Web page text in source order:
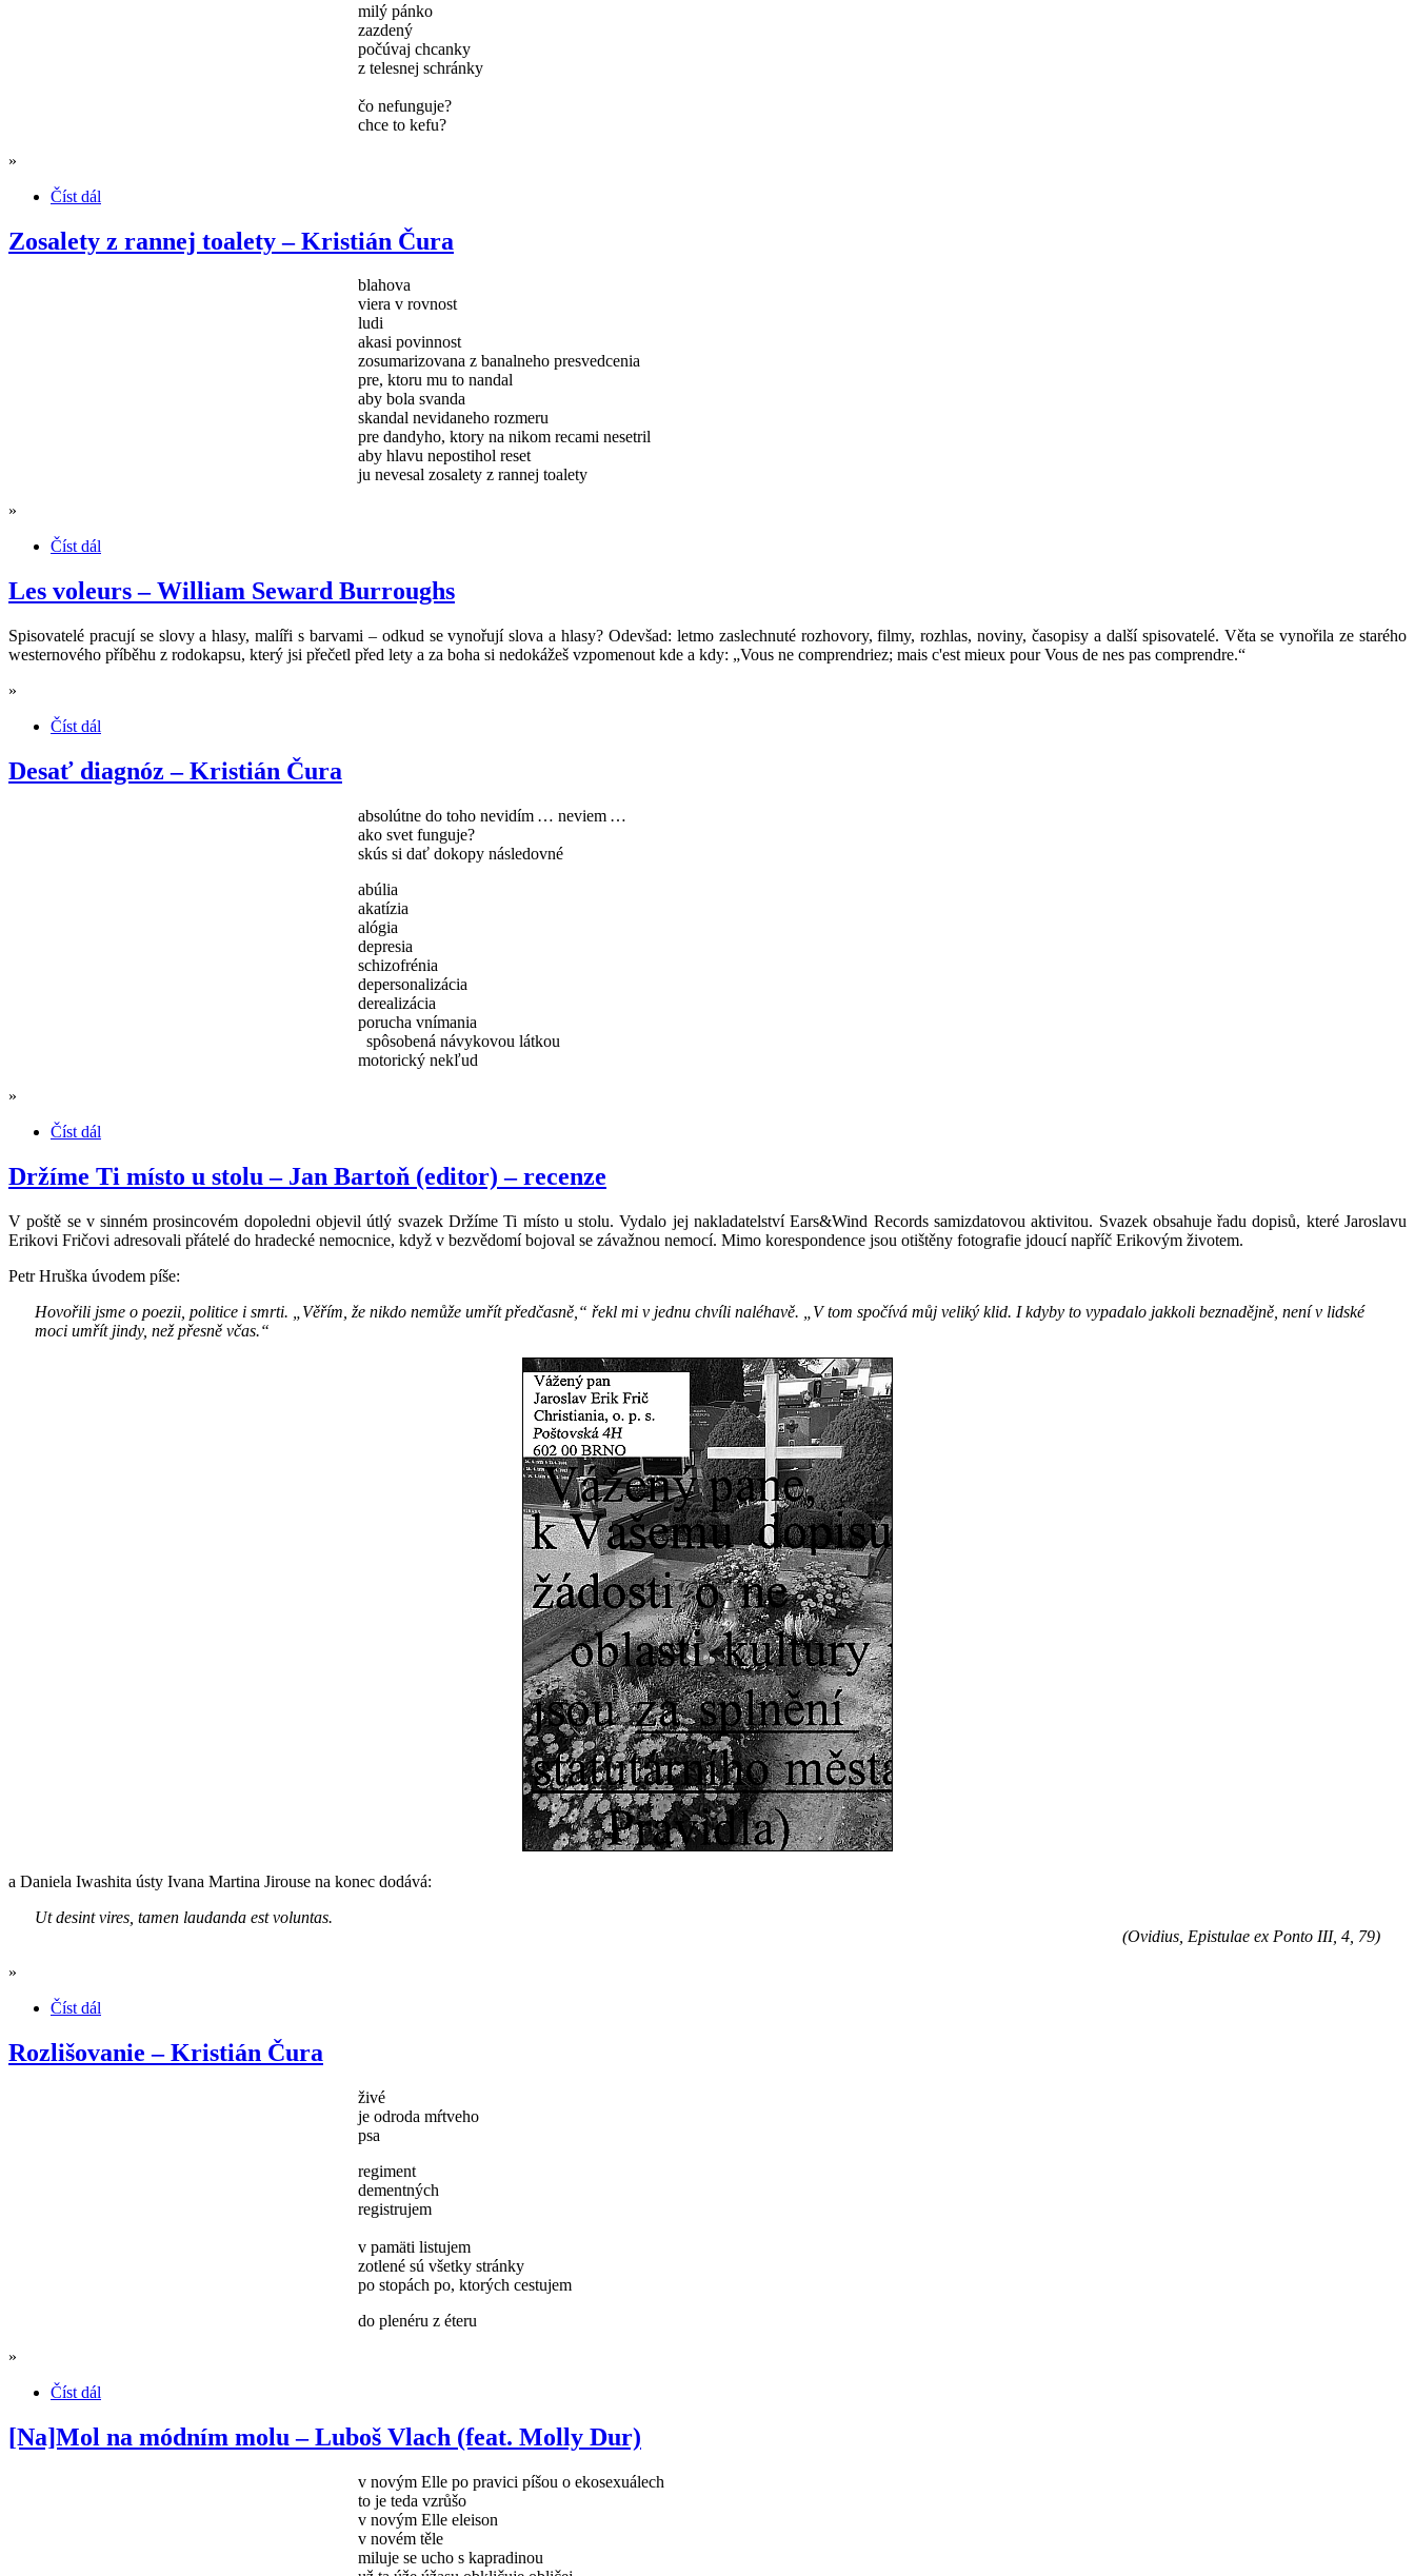
milý pánko
zazdený
počúvaj chcanky
z telesnej schránky
čo nefunguje?
chce to kefu?
»
Číst dál
Zosalety z rannej toalety – Kristián Čura
blahova
viera v rovnost
ludi
akasi povinnost
zosumarizovana z banalneho presvedcenia
pre, ktoru mu to nandal
aby bola svanda
skandal nevidaneho rozmeru
pre dandyho, ktory na nikom recami nesetril
aby hlavu nepostihol reset
ju nevesal zosalety z rannej toalety
»
Číst dál
Les voleurs – William Seward Burroughs
Spisovatelé pracují se slovy a hlasy, malíři s barvami – odkud se vynořují slova a hlasy? Odevšad: letmo zaslechnuté rozhovory, filmy, rozhlas, noviny, časopisy a další spisovatelé. Věta se vynořila ze starého
westernového příběhu z rodokapsu, který jsi přečetl před lety a za boha si nedokážeš vzpomenout kde a kdy: „Vous ne comprendriez; mais c'est mieux pour Vous de nes pas comprendre.“
»
Číst dál
Desať diagnóz – Kristián Čura
absolútne do toho nevidím … neviem …
ako svet funguje?
skús si dať dokopy následovné
abúlia
akatízia
alógia
depresia
schizofrénia
depersonalizácia
derealizácia
porucha vnímania
spôsobená návykovou látkou
motorický nekľud
»
Číst dál
Držíme Ti místo u stolu – Jan Bartoň (editor) – recenze
V poště se v sinném prosincovém dopoledni objevil útlý svazek Držíme Ti místo u stolu. Vydalo jej nakladatelství Ears&Wind Records samizdatovou aktivitou. Svazek obsahuje řadu dopisů, které Jaroslavu
Erikovi Fričovi adresovali přátelé do hradecké nemocnice, když v bezvědomí bojoval se závažnou nemocí. Mimo korespondence jsou otištěny fotografie jdoucí napříč Erikovým životem.
Petr Hruška úvodem píše:
Hovořili jsme o poezii, politice i smrti. „Věřím, že nikdo nemůže umřít předčasně,“ řekl mi v jednu chvíli naléhavě. „V tom spočívá můj veliký klid. I kdyby to vypadalo jakkoli beznadějně, není v lidské
moci umřít jindy, než přesně včas.“
a Daniela Iwashita ústy Ivana Martina Jirouse na konec dodává:
Ut desint vires, tamen laudanda est voluntas.
(Ovidius, Epistulae ex Ponto III, 4, 79)
»
Číst dál
Rozlišovanie – Kristián Čura
živé
je odroda mŕtveho
psa
regiment
dementných
registrujem
v pamäti listujem
zotlené sú všetky stránky
po stopách po, ktorých cestujem
do plenéru z éteru
»
Číst dál
[Na]Mol na módním molu – Luboš Vlach (feat. Molly Dur)
v novým Elle po pravici píšou o ekosexuálech
to je teda vzrůšo
v novým Elle eleison
v novém těle
miluje se ucho s kapradinou